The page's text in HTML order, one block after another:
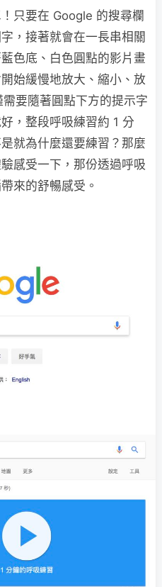
只要在 Google 的搜尋欄
，接著就會在一長串相關
色底、白色圓點的影片畫
始緩慢地放大、縮小、放
要隨著圓點下方的提示字
，整段呼吸練習約 1 分
就為什麼還要練習？那麼
感受一下，那份透過呼吸
來的舒暢感受。